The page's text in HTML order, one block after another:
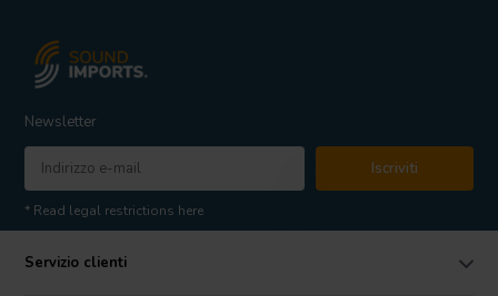
Newsletter
Iscriviti
* Read legal restrictions here
Servizio clienti